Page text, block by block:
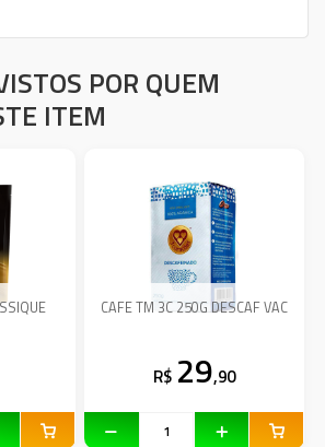
POR QUEM
ITEM
CAFE TM 3C 250G DESCAF VAC
R$ 29,90